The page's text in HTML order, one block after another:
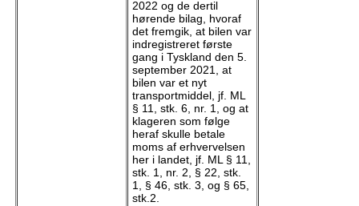
2022 og de dertil
hørende bilag, hvoraf
det fremgik, at bilen var
indregistreret første
gang i Tyskland den 5.
september 2021, at
bilen var et nyt
transportmiddel, jf. ML
§ 11, stk. 6, nr. 1, og at
klageren som følge
heraf skulle betale
moms af erhvervelsen
her i landet, jf. ML § 11,
stk. 1, nr. 2, § 22, stk.
1, § 46, stk. 3, og § 65,
stk.2.